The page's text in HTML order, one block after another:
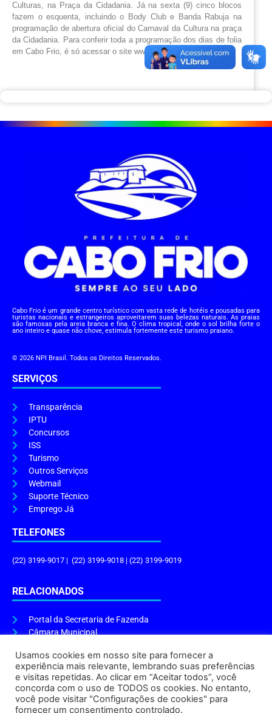
Culturas, na Praça da Cidadania. Já na sexta (9) cinco blocos
fazem o esquenta, incluindo o Body Club e Banda Rabuja na
programação de abertura oficial do Carnaval da Cultura na praça
da Cidadania. Para conferir toda a programação dos dias de folia
em Cabo Frio, é só acessar o site www.cabofrio.rj.gov.br.
Cabo Frio é um grande centro turístico com vasta rede de hotéis e pousadas para
turistas nacionais e estrangeiros aproveitarem suas belezas naturais. As praias
são famosas pela areia branca e fina. O clima tropical, onde o sol brilha forte o
ano inteiro e quase não chove, estimula fortemente este turismo praiano.
© 2026 NPI Brasil. Todos os Direitos Reservados.
SERVIÇOS
Transparência
IPTU
Concursos
ISS
Turismo
Outros Serviços
Webmail
Suporte Técnico
Emprego Já
TELEFONES
(22) 3199-9017 | (22) 3199-9018 | (22) 3199-9019
RELACIONADOS
Portal da Secretaria de Fazenda
Câmara Municipal
ENDEREÇO E HORÁRIO
Endereço:Praça Tiradentes, s/n – Centro, Cabo Frio – RJ, 28906-290
Atendimento do Protocolo Geral da Prefeitura:9h às 16h
Usamos cookies em nosso site para fornecer a
experiência mais relevante, lembrando suas preferências
e visitas repetidas. Ao clicar em “Aceitar todos”, você
concorda com o uso de TODOS os cookies. No entanto,
você pode visitar "Configurações de cookies" para
fornecer um consentimento controlado.